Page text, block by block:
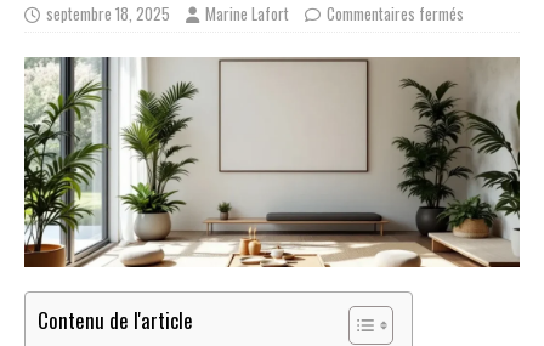
septembre 18, 2025 Marine Lafort Commentaires fermés
Contenu de l'article